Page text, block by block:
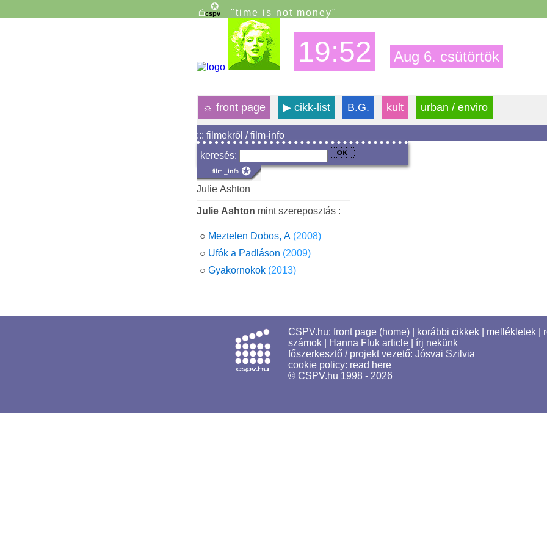
"time is not money"
19:52 Aug 6. csütörtök
☼ front page ▶ cikk-list B.G. kult urban / enviro
::: filmekről / film-info
keresés:
Julie Ashton
Julie Ashton mint szereposztás :
○ Meztelen Dobos, A (2008)
○ Ufók a Padláson (2009)
○ Gyakornokok (2013)
CSPV.hu: front page (home) korábbi cikkek mellékletek
számok
Hanna Fluk article
írj nekünk
főszerkesztő / projekt vezető: Jósvai Szilvia
cookie policy: read here
© CSPV.hu 1998 - 2026